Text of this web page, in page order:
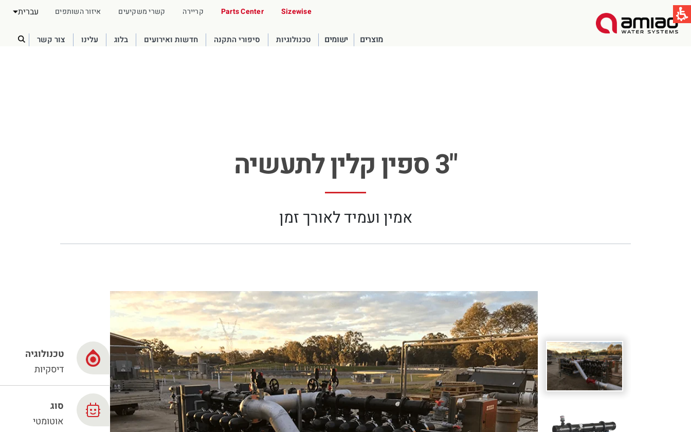
Sizewise
Parts Center קריירה קשרי משקיעים איזור השותפים עברית
מוצרים ישומים טכנולוגיות סיפורי התקנה חדשות ואירועים בלוג עלינו צור קשר
United States
English
Spanish
Russia
Russian
French
Hebrew
Chinese
בהתבסס על מיקומך, אנו ממליצים על האתר המקומי הבא:
North America- English
"3 ספין קלין לתעשיה
אמין ועמיד לאורך זמן
טכנולוגיה
דיסקיות
סוג
אוטומטי